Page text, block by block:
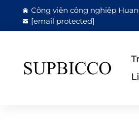
Công viên công nghiệp
[email protected]